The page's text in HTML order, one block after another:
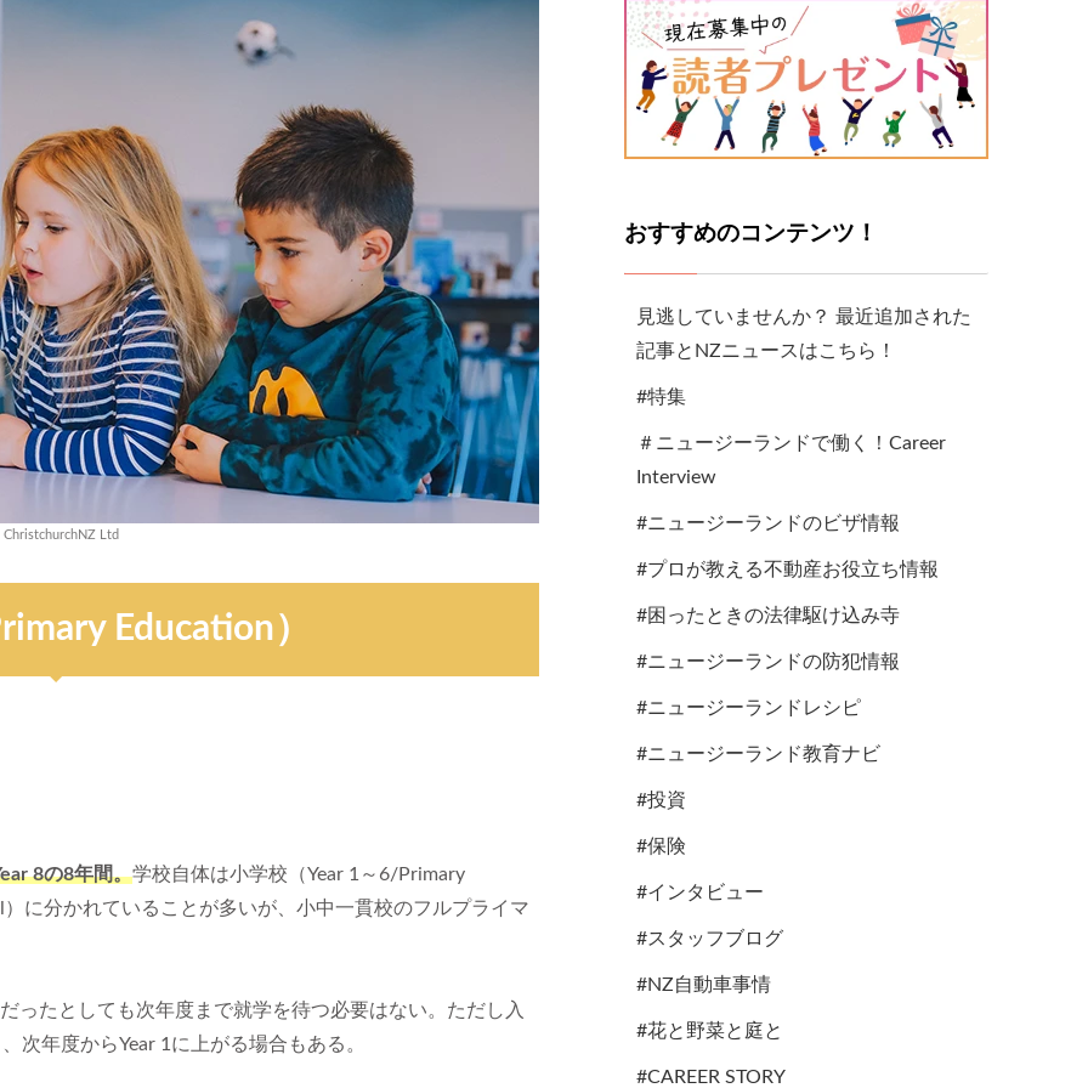
Ltd
Education）
8の8年間。学校自体は小学校（Year 1～6/Primary
に分かれていることが多いが、小中一貫校のフルプライマ
ったとしても次年度まで就学を待つ必要はない。ただし入
次年度からYear 1に上がる場合もある。
おすすめのコンテンツ！
見逃していませんか？ 最近追加された
記事とNZニュースはこちら！
#特集
＃ニュージーランドで働く！Career
Interview
#ニュージーランドのビザ情報
#プロが教える不動産お役立ち情報
#困ったときの法律駆け込み寺
#ニュージーランドの防犯情報
#ニュージーランドレシピ
#ニュージーランド教育ナビ
#投資
#保険
#インタビュー
#スタッフブログ
#NZ自動車事情
#花と野菜と庭と
#CAREER STORY